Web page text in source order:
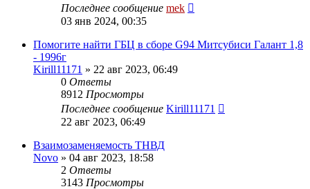
Последнее сообщение mek
03 янв 2024, 00:35
Помогите найти ГБЦ в сборе G94 Митсубиси Галант 1,8
- 1996г
Kirill11171 » 22 авг 2023, 06:49
0 Ответы
8912 Просмотры
Последнее сообщение Kirill11171
22 авг 2023, 06:49
Взаимозаменяемость ТНВД
Novo » 04 авг 2023, 18:58
2 Ответы
3143 Просмотры